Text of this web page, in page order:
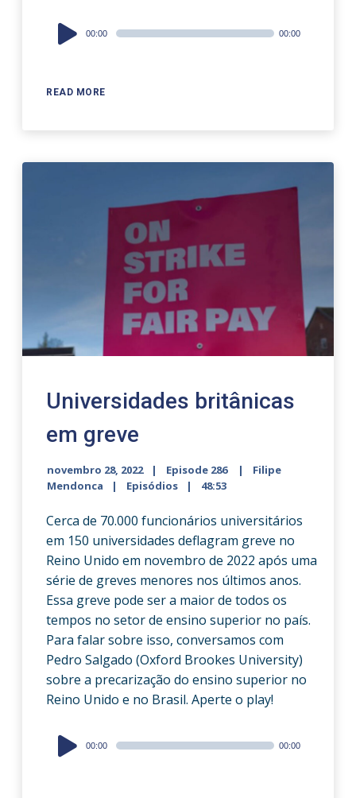
READ MORE
Audio
Player
00:00 00:00
Universidades britânicas
em greve
novembro 28, 2022 Episode 286
Filipe
Mendonca
Episódios 48:53
Cerca de 70.000 funcionários universitários
em 150 universidades deflagram greve no
Reino Unido em novembro de 2022 após uma
série de greves menores nos últimos anos.
Essa greve pode ser a maior de todos os
tempos no setor de ensino superior no país.
Para falar sobre isso, conversamos com
Pedro Salgado (Oxford Brookes University)
sobre a precarização do ensino superior no
Reino Unido e no Brasil. Aperte o play!
Audio
Player
00:00 00:00